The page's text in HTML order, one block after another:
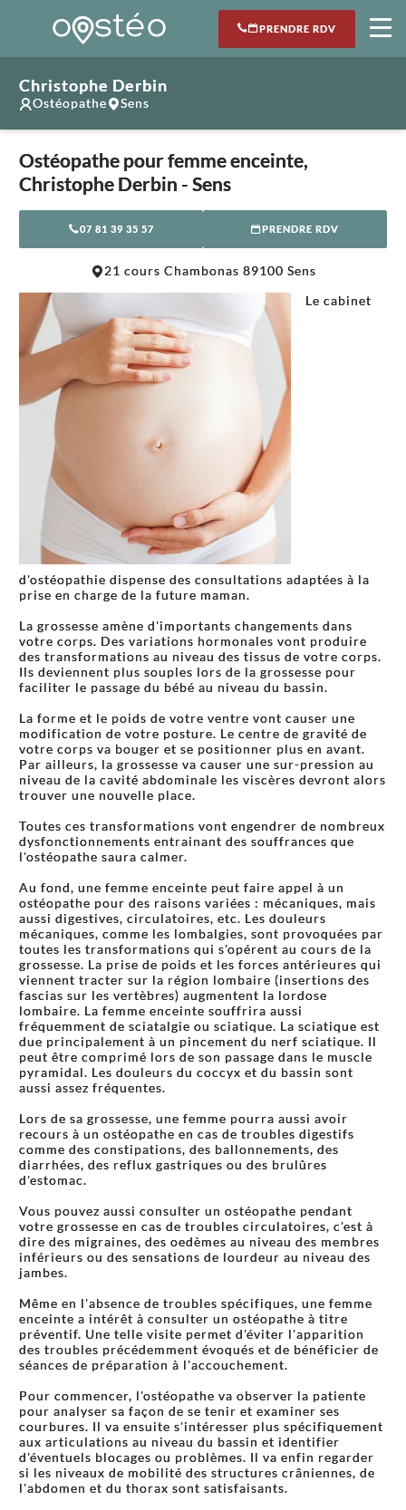
PRENDRE RDV
Christophe Derbin
Ostéopathe Sens
Ostéopathe pour femme enceinte,
Christophe Derbin - Sens
07 81 39 35 57 PRENDRE RDV
+
−
21 cours Chambonas 89100 Sens
Le cabinet
d'ostéopathie dispense des consultations adaptées à la
prise en charge de la future maman.
La grossesse amène d'importants changements dans
votre corps. Des variations hormonales vont produire
des transformations au niveau des tissus de votre corps.
Ils deviennent plus souples lors de la grossesse pour
faciliter le passage du bébé au niveau du bassin.
La forme et le poids de votre ventre vont causer une
modification de votre posture. Le centre de gravité de
votre corps va bouger et se positionner plus en avant.
Par ailleurs, la grossesse va causer une sur-pression au
niveau de la cavité abdominale les viscères devront alors
trouver une nouvelle place.
Toutes ces transformations vont engendrer de nombreux
dysfonctionnements entrainant des souffrances que
l'ostéopathe saura calmer.
Au fond, une femme enceinte peut faire appel à un
ostéopathe pour des raisons variées : mécaniques, mais
aussi digestives, circulatoires, etc. Les douleurs
mécaniques, comme les lombalgies, sont provoquées par
toutes les transformations qui s'opérent au cours de la
grossesse. La prise de poids et les forces antérieures qui
viennent tracter sur la région lombaire (insertions des
fascias sur les vertèbres) augmentent la lordose
lombaire. La femme enceinte souffrira aussi
fréquemment de sciatalgie ou sciatique. La sciatique est
due principalement à un pincement du nerf sciatique. Il
peut être comprimé lors de son passage dans le muscle
pyramidal. Les douleurs du coccyx et du bassin sont
aussi assez fréquentes.
Lors de sa grossesse, une femme pourra aussi avoir
recours à un ostéopathe en cas de troubles digestifs
comme des constipations, des ballonnements, des
diarrhées, des reflux gastriques ou des brulûres
d'estomac.
Vous pouvez aussi consulter un ostéopathe pendant
votre grossesse en cas de troubles circulatoires, c'est à
dire des migraines, des oedèmes au niveau des membres
inférieurs ou des sensations de lourdeur au niveau des
jambes.
Même en l'absence de troubles spécifiques, une femme
enceinte a intérêt à consulter un ostéopathe à titre
préventif. Une telle visite permet d'éviter l'apparition
des troubles précédemment évoqués et de bénéficier de
séances de préparation à l'accouchement.
Pour commencer, l'ostéopathe va observer la patiente
pour analyser sa façon de se tenir et examiner ses
courbures. Il va ensuite s'intéresser plus spécifiquement
aux articulations au niveau du bassin et identifier
d'éventuels blocages ou problèmes. Il va enfin regarder
si les niveaux de mobilité des structures crâniennes, de
l'abdomen et du thorax sont satisfaisants.